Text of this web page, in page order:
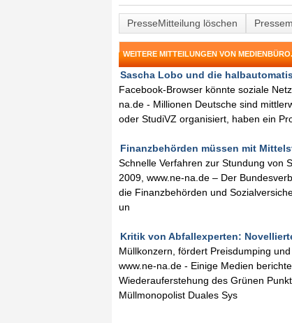
PresseMitteilung löschen
WEITERE MITTEILUNGEN VON
Sascha Lobo und die
Facebook-Browser könnte soziale
na.de - Millionen Deutsche sind
oder StudiVZ organisiert, haben ein
Finanzbehörden müssen mit
Schnelle Verfahren zur Stundung von
2009, www.ne-na.de – Der
die Finanzbehörden und
un
Kritik von Abfallexperten:
Müllkonzern, fördert Preisdumping
www.ne-na.de - Einige Medien
Wiederauferstehung des Grünen
Müllmonopolist Duales Sys